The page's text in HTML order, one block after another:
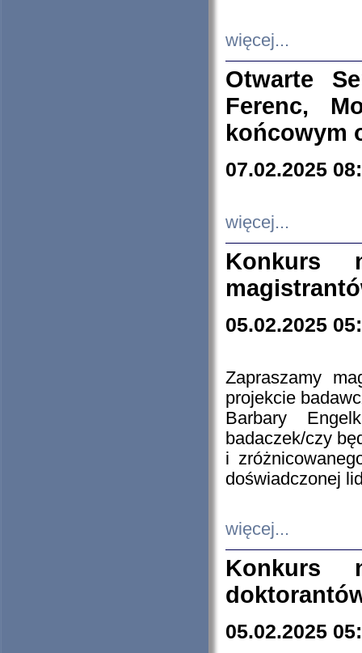
więcej...
Otwarte
Ferenc,
końcowym
07.02.2025
więcej...
Konkurs
05.02.2025
Zapraszamy
projekcie
Barbary
badaczek/czy
i
doświadczonej
więcej...
Konkurs
05.02.2025